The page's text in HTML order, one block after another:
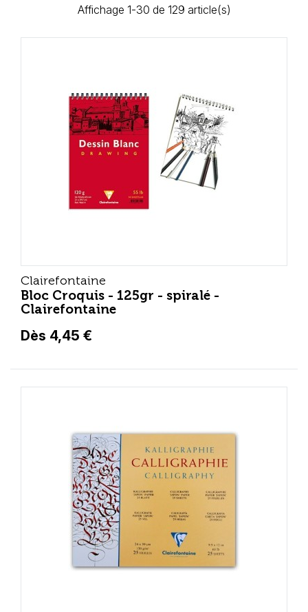
Affichage 1-30 de 129 article(s)
Clairefontaine
Bloc Croquis - 125gr - spiralé -
Clairefontaine
Dès 4,45 €